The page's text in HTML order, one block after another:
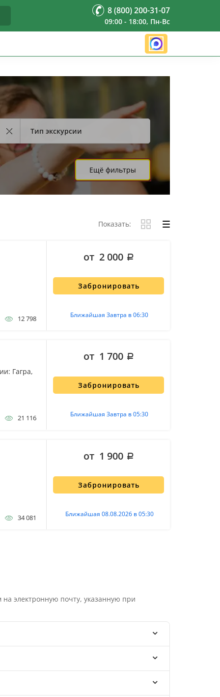
8 (800) 200-31-07
09:00 - 18:00, Пн-Вс
Тип экскурсии
Ещё фильтры
Показать:
12 798
Забронировать
Ближайшая Завтра в 06:30
от 2 000
Гагра,
21 116
Забронировать
Ближайшая Завтра в 05:30
от 1 700
34 081
Забронировать
Ближайшая 08.08.2026 в 05:30
от 1 900
электронную почту, указанную при